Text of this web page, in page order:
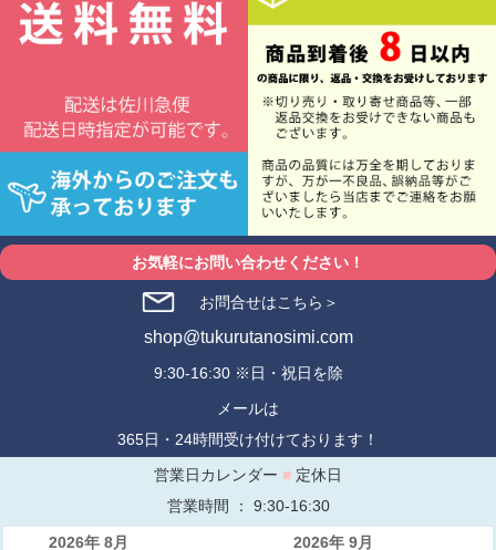
お気軽にお問い合わせください！
お問合せはこちら＞
shop@tukurutanosimi.com
9:30-16:30 ※日・祝日を除
メールは
365日・24時間受け付けております！
営業日カレンダー ■ 定休日
営業時間 ： 9:30-16:30
2026年 8月 2026年 9月